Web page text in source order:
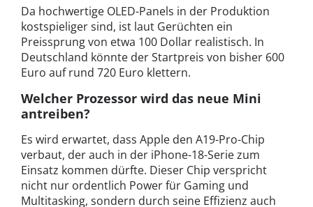
Da hochwertige OLED-Panels in der Produktion
kostspieliger sind, ist laut Gerüchten ein
Preissprung von etwa 100 Dollar realistisch. In
Deutschland könnte der Startpreis von bisher 600
Euro auf rund 720 Euro klettern.
Welcher Prozessor wird das neue Mini
antreiben?
Es wird erwartet, dass Apple den A19-Pro-Chip
verbaut, der auch in der iPhone-18-Serie zum
Einsatz kommen dürfte. Dieser Chip verspricht
nicht nur ordentlich Power für Gaming und
Multitasking, sondern durch seine Effizienz auch